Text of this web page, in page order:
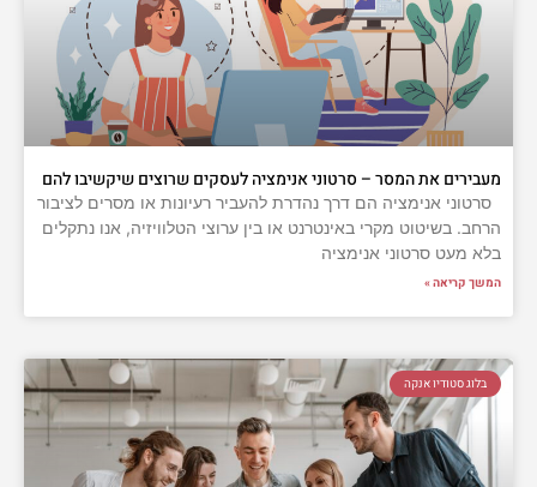
מעבירים את המסר – סרטוני אנימציה לעסקים שרוצים שיקשיבו להם
סרטוני אנימציה הם דרך נהדרת להעביר רעיונות או מסרים לציבור
הרחב. בשיטוט מקרי באינטרנט או בין ערוצי הטלוויזיה, אנו נתקלים
בלא מעט סרטוני אנימציה
המשך קריאה »
בלוג סטודיו אנקה